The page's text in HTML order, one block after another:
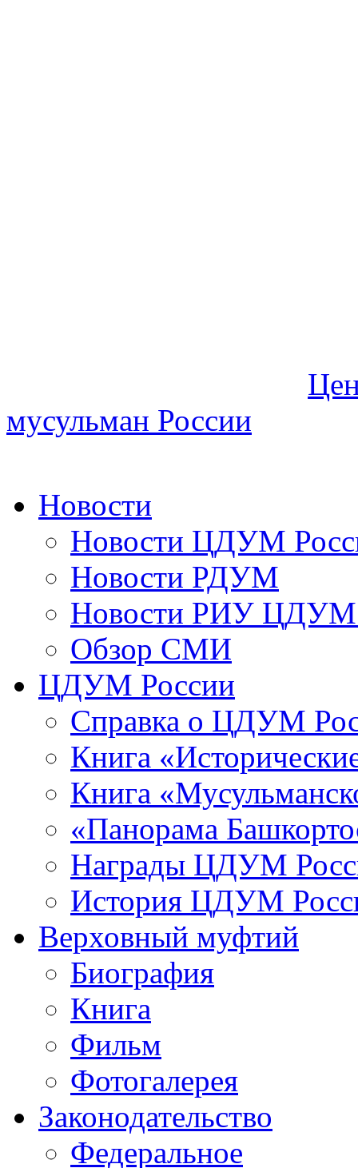
мусульман России
Новости
Новости ЦДУМ
Новости РДУМ
Новости РИУ ЦДУМ
Обзор СМИ
ЦДУМ России
Справка о ЦДУМ
Книга
Книга
«Панорама
Награды ЦДУМ
История ЦДУМ
Верховный муфтий
Биография
Книга
Фильм
Фотогалерея
Законодательство
Федеральное